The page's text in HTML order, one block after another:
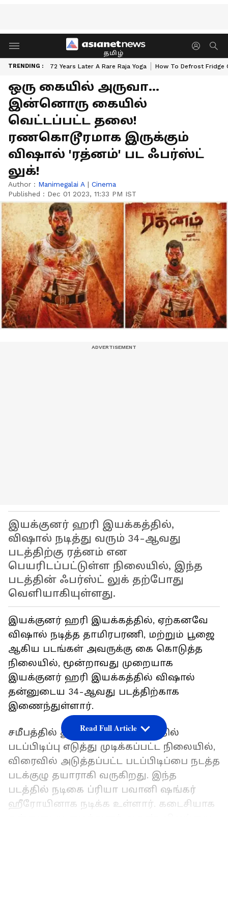
தமிழ்
TRENDING : 72 Years Later A Rare Raja Yoga How To Defrost Fridge
ஒரு கையில் அருவா...
இன்னொரு கையில்
வெட்டப்பட்ட தலை!
ரணகொடூரமாக இருக்கும்
விஷால் 'ரத்னம்' பட ஃபர்ஸ்ட்
லுக்!
Author : Manimegalai A | Cinema
Published : Dec 01 2023, 11:33 PM IST
இயக்குனர் ஹரி இயக்கத்தில்,
விஷால் நடித்து வரும் 34-ஆவது
படத்திற்கு ரத்னம் என
பெயரிடப்பட்டுள்ள நிலையில், இந்த
படத்தின் ஃபர்ஸ்ட் லுக் தற்போது
வெளியாகியுள்ளது.
இயக்குனர் ஹரி இயக்கத்தில், ஏற்கனவே
விஷால் நடித்த தாமிரபரணி, மற்றும் பூஜை
ஆகிய படங்கள் அவருக்கு கை கொடுத்த
நிலையில், மூன்றாவது முறையாக
இயக்குனர் ஹரி இயக்கத்தில் விஷால்
தன்னுடைய 34-ஆவது படத்திற்காக
இணைந்துள்ளார்.
சமீபத்தில் தூத்துக்குடி வட்டாரத்தில்
படப்பிடிப்பு எடுத்து முடிக்கப்பட்ட நிலையில்,
விரைவில் அடுத்தப்பட்ட படப்பிடிப்பை நடத்த
படக்குழு தயாராகி வருகிறது. இந்த
படத்தில் நடிகை ப்ரியா பவானி ஷங்கர்
ஹீரோயினாக நடிக்க உள்ளார். கடைசியாக
Read Full Article